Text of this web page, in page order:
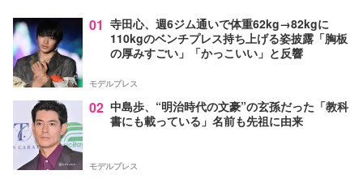
01 寺田心、週6ジム通いで体重62kg→82kgに
110kgのベンチプレス持ち上げる姿披露「胸板
の厚みすごい」「かっこいい」と反響
モデルプレス
02 中島歩、“明治時代の文豪”の玄孫だった「教科
書にも載っている」名前も先祖に由来
モデルプレス